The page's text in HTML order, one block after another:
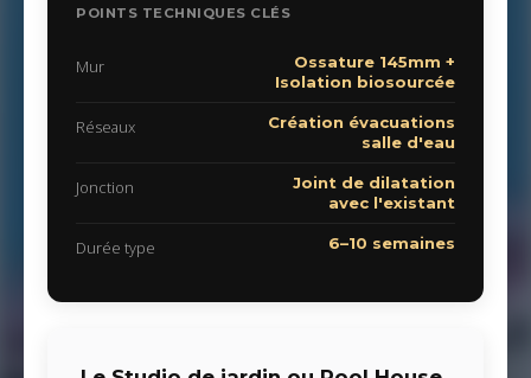
POINTS TECHNIQUES CLÉS
Mur
Ossature 145mm +
Isolation biosourcée
Réseaux
Création évacuations
salle d'eau
Jonction
Joint de dilatation
avec l'existant
Durée type 6–10 semaines